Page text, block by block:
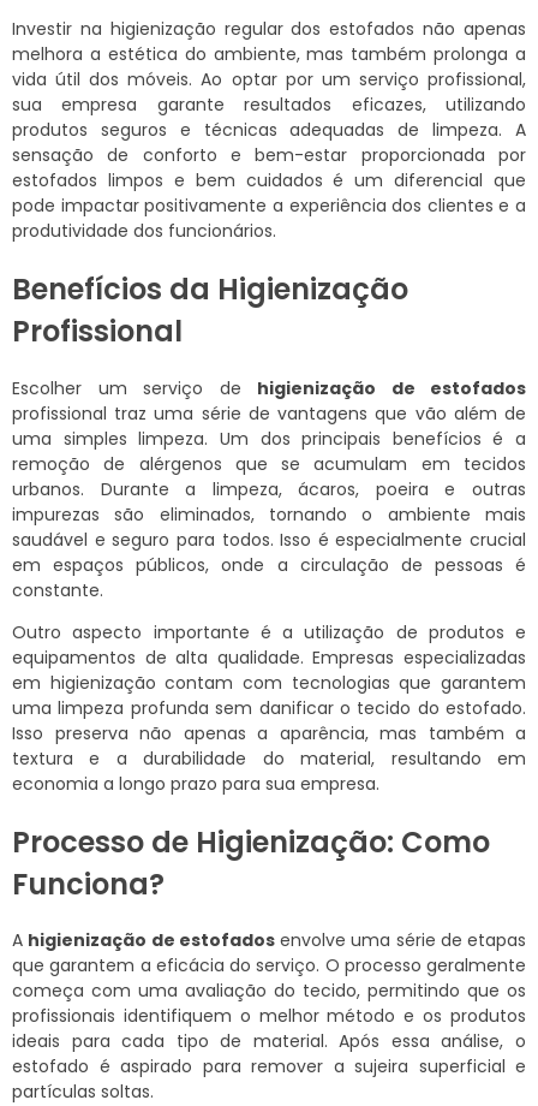
Investir na higienização regular dos estofados não apenas
melhora a estética do ambiente, mas também prolonga a
vida útil dos móveis. Ao optar por um serviço profissional,
sua empresa garante resultados eficazes, utilizando
produtos seguros e técnicas adequadas de limpeza. A
sensação de conforto e bem-estar proporcionada por
estofados limpos e bem cuidados é um diferencial que
pode impactar positivamente a experiência dos clientes e a
produtividade dos funcionários.
Benefícios da Higienização
Profissional
Escolher um serviço de higienização de estofados
profissional traz uma série de vantagens que vão além de
uma simples limpeza. Um dos principais benefícios é a
remoção de alérgenos que se acumulam em tecidos
urbanos. Durante a limpeza, ácaros, poeira e outras
impurezas são eliminados, tornando o ambiente mais
saudável e seguro para todos. Isso é especialmente crucial
em espaços públicos, onde a circulação de pessoas é
constante.
Outro aspecto importante é a utilização de produtos e
equipamentos de alta qualidade. Empresas especializadas
em higienização contam com tecnologias que garantem
uma limpeza profunda sem danificar o tecido do estofado.
Isso preserva não apenas a aparência, mas também a
textura e a durabilidade do material, resultando em
economia a longo prazo para sua empresa.
Processo de Higienização: Como
Funciona?
A higienização de estofadosenvolve uma série de etapas
que garantem a eficácia do serviço. O processo geralmente
começa com uma avaliação do tecido, permitindo que os
profissionais identifiquem o melhor método e os produtos
ideais para cada tipo de material. Após essa análise, o
estofado é aspirado para remover a sujeira superficial e
partículas soltas.